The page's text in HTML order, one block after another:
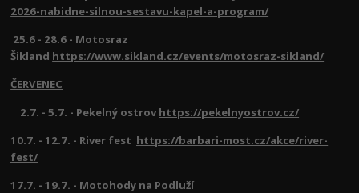
2026-nabidne-silnou-sestavu-kapel-a-program/
25.6 - 28.6 - Motosraz
Šikland https://www.sikland.cz/events/motosraz-sikland/
ČERVENEC
2.7. - 5.7. - Pekelný ostrov https://pekelnyostrov.cz/
10.7. - 12.7. - River fest https://barbari-most.cz/akce/river-
fest/
17.7. - 19.7. - Motohody na Podluží